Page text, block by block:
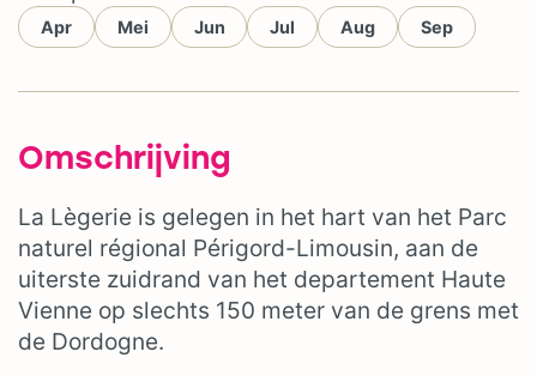
Apr Mei Jun Jul Aug Sep
Omschrijving
La Lègerie is gelegen in het hart van het Parc
naturel régional Périgord-Limousin, aan de
uiterste zuidrand van het departement Haute
Vienne op slechts 150 meter van de grens met
de Dordogne.